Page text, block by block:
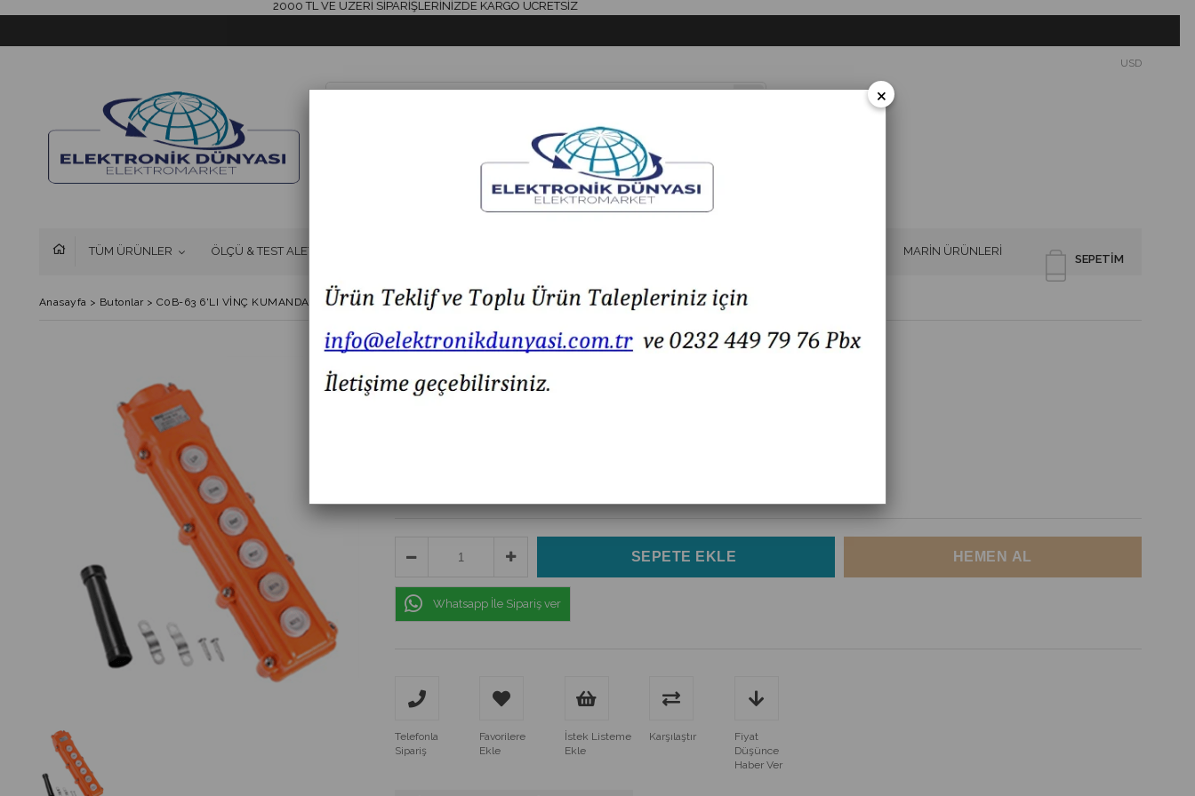
2000 TL VE ÜZERİ SİPARİŞLERİNİZDE KARGO ÜCRETSİZ
USD
SEPETIM
TÜM ÜRÜNLER ÖLÇÜ & TEST ALETLERİ MARİN ÜRÜNLERİ
Anasayfa > Butonlar> C0B-63 6'LI VİNÇ KUMANDA BUTONU 6NO
C0B-63 6'LI VİNÇ KUMANDA BUTONU 6NO
Whatsapp İle Sipariş ver
Telefonla
Sipariş
Favorilere
Ekle
İstek Listeme
Ekle
Karşılaştır
Fiyat
Düşünce
Haber Ver
×